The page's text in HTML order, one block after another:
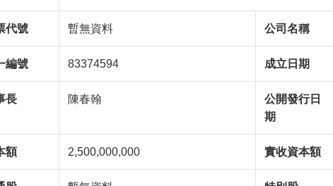
代號 暫無資料 公司名稱
編號 83374594 成立日期
長 陳春翰
公開發行日
期
額 2,500,000,000 實收資本額